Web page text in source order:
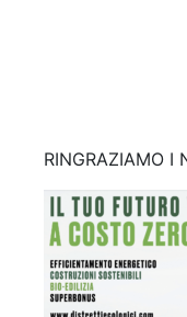
RINGRAZIAMO I